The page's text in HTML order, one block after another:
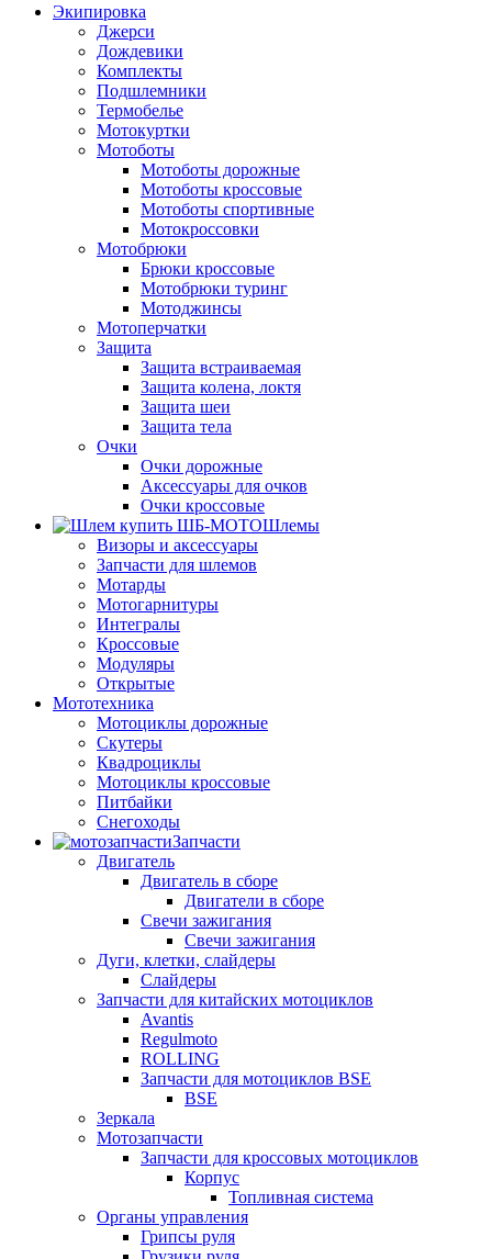
Экипировка
Джерси
Дождевики
Комплекты
Подшлемники
Термобелье
Мотокуртки
Мотоботы
Мотоботы дорожные
Мотоботы кроссовые
Мотоботы спортивные
Мотокроссовки
Мотобрюки
Брюки кроссовые
Мотобрюки туринг
Мотоджинсы
Мотоперчатки
Защита
Защита встраиваемая
Защита колена, локтя
Защита шеи
Защита тела
Очки
Очки дорожные
Аксессуары для очков
Очки кроссовые
Шлемы
Визоры и аксессуары
Запчасти для шлемов
Мотарды
Мотогарнитуры
Интегралы
Кроссовые
Модуляры
Открытые
Мототехника
Мотоциклы дорожные
Скутеры
Квадроциклы
Мотоциклы кроссовые
Питбайки
Снегоходы
Запчасти
Двигатель
Двигатель в сборе
Двигатели в сборе
Свечи зажигания
Свечи зажигания
Дуги, клетки, слайдеры
Слайдеры
Запчасти для китайских мотоциклов
Avantis
Regulmoto
ROLLING
Запчасти для мотоциклов BSE
BSE
Зеркала
Мотозапчасти
Запчасти для кроссовых мотоциклов
Корпус
Топливная система
Органы управления
Грипсы руля